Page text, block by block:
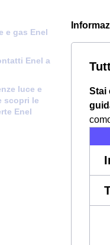
e gas Enel
Enel a
luce e
scopri le
Enel
Stai